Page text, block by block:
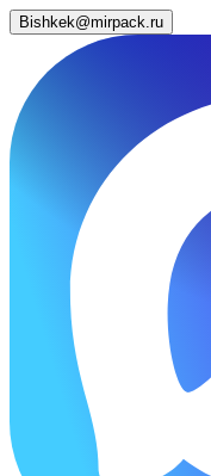
Bishkek@mirpack.ru